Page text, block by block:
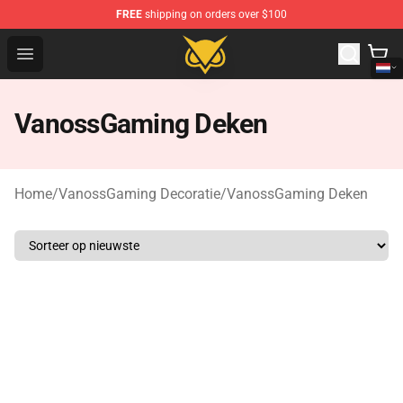
FREE shipping on orders over $100
Open menu
Vanossgaming Store - Official Vanossgaming
VanossGaming Deken
Home/VanossGaming Decoratie/VanossGaming Deken